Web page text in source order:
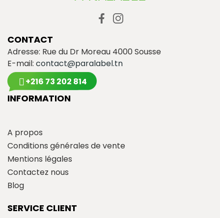
CONTACT
Adresse: Rue du Dr Moreau 4000 Sousse
E-mail: contact@paralabel.tn
+216 73 202 814
INFORMATION
A propos
Conditions générales de vente
Mentions légales
Contactez nous
Blog
SERVICE CLIENT